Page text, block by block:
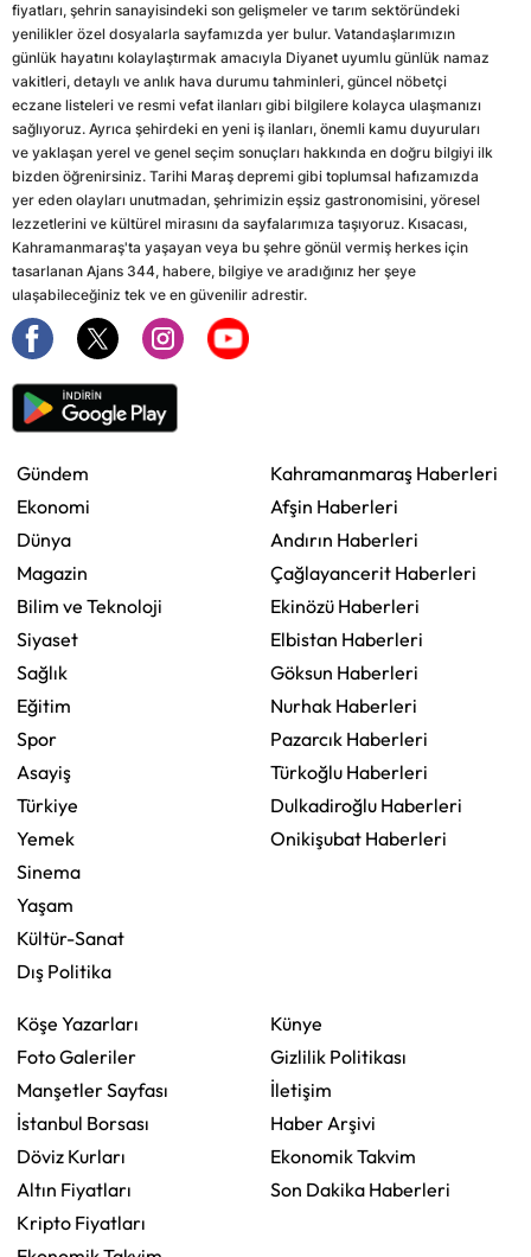
fiyatları, şehrin sanayisindeki son gelişmeler ve tarım sektöründeki
yenilikler özel dosyalarla sayfamızda yer bulur. Vatandaşlarımızın
günlük hayatını kolaylaştırmak amacıyla Diyanet uyumlu günlük namaz
vakitleri, detaylı ve anlık hava durumu tahminleri, güncel nöbetçi
eczane listeleri ve resmi vefat ilanları gibi bilgilere kolayca ulaşmanızı
sağlıyoruz. Ayrıca şehirdeki en yeni iş ilanları, önemli kamu duyuruları
ve yaklaşan yerel ve genel seçim sonuçları hakkında en doğru bilgiyi ilk
bizden öğrenirsiniz. Tarihi Maraş depremi gibi toplumsal hafızamızda
yer eden olayları unutmadan, şehrimizin eşsiz gastronomisini, yöresel
lezzetlerini ve kültürel mirasını da sayfalarımıza taşıyoruz. Kısacası,
Kahramanmaraş'ta yaşayan veya bu şehre gönül vermiş herkes için
tasarlanan Ajans 344, habere, bilgiye ve aradığınız her şeye
ulaşabileceğiniz tek ve en güvenilir adrestir.
Gündem
Ekonomi
Dünya
Magazin
Bilim ve Teknoloji
Siyaset
Sağlık
Eğitim
Spor
Asayiş
Türkiye
Yemek
Sinema
Yaşam
Kültür-Sanat
Dış Politika
Kahramanmaraş Haberleri
Afşin Haberleri
Andırın Haberleri
Çağlayancerit Haberleri
Ekinözü Haberleri
Elbistan Haberleri
Göksun Haberleri
Nurhak Haberleri
Pazarcık Haberleri
Türkoğlu Haberleri
Dulkadiroğlu Haberleri
Onikişubat Haberleri
Köşe Yazarları
Foto Galeriler
Manşetler Sayfası
İstanbul Borsası
Döviz Kurları
Altın Fiyatları
Kripto Fiyatları
Künye
Gizlilik Politikası
İletişim
Haber Arşivi
Ekonomik Takvim
Son Dakika Haberleri